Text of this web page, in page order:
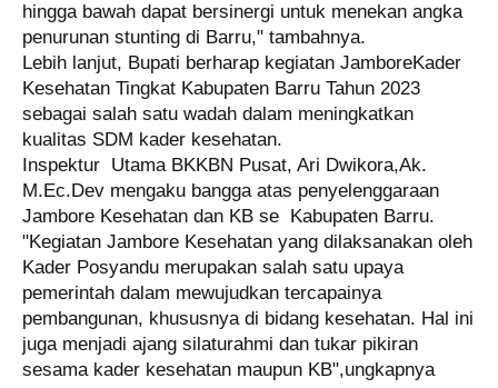
hingga bawah dapat bersinergi untuk menekan angka
penurunan stunting di Barru," tambahnya.
Lebih lanjut, Bupati berharap kegiatan JamboreKader
Kesehatan Tingkat Kabupaten Barru Tahun 2023
sebagai salah satu wadah dalam meningkatkan
kualitas SDM kader kesehatan.
Inspektur Utama BKKBN Pusat, Ari Dwikora,Ak.
M.Ec.Dev mengaku bangga atas penyelenggaraan
Jambore Kesehatan dan KB se Kabupaten Barru.
"Kegiatan Jambore Kesehatan yang dilaksanakan oleh
Kader Posyandu merupakan salah satu upaya
pemerintah dalam mewujudkan tercapainya
pembangunan, khususnya di bidang kesehatan. Hal ini
juga menjadi ajang silaturahmi dan tukar pikiran
sesama kader kesehatan maupun KB",ungkapnya